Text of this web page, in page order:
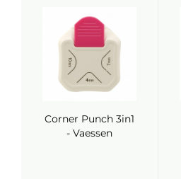
Corner Punch 3in1
- Vaessen